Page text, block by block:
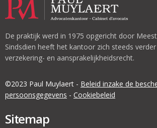
De praktijk werd in 1975 opgericht door
Sindsdien heeft het kantoor zich steeds
verzekering- en aansprakelijkheidsrecht.
©2023 Paul Muylaert - Beleid inzake de
persoonsgegevens - Cookiebeleid
Sitemap